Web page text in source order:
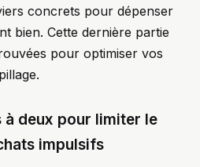
concrets pour dépenser
bien. Cette dernière partie
pour optimiser vos
à deux pour limiter le
impulsifs